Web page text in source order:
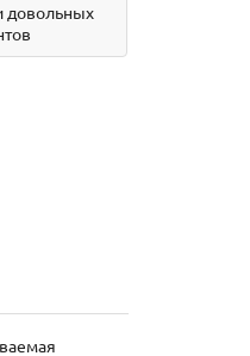
довольных